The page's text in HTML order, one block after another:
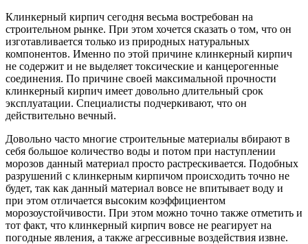
Клинкерный кирпич сегодня весьма востребован на
строительном рынке. При этом хочется сказать о том, что он
изготавливается только из природных натуральных
компонентов. Именно по этой причине клинкерный кирпич
не содержит и не выделяет токсические и канцерогенные
соединения. По причине своей максимальной прочности
клинкерный кирпич имеет довольно длительный срок
эксплуатации. Специалисты подчеркивают, что он
действительно вечный.
Довольно часто многие строительные материалы вбирают в
себя большое количество воды и потом при наступлении
морозов данный материал просто растрескивается. Подобных
разрушений с клинкерным кирпичом происходить точно не
будет, так как данный материал вовсе не впитывает воду и
при этом отличается высоким коэффициентом
морозоустойчивости. При этом можно точно также отметить и
тот факт, что клинкерный кирпич вовсе не реагирует на
погодные явления, а также агрессивные воздействия извне.